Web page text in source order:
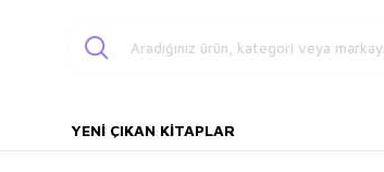
YENI ÇIKAN KITAPLAR